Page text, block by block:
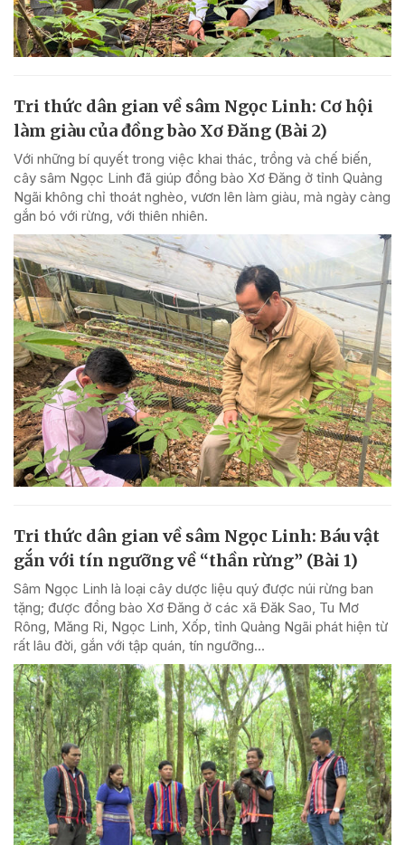
Tri thức dân gian về sâm Ngọc Linh: Cơ hội
làm giàu của đồng bào Xơ Đăng (Bài 2)
Với những bí quyết trong việc khai thác, trồng và chế biến,
cây sâm Ngọc Linh đã giúp đồng bào Xơ Đăng ở tỉnh Quảng
Ngãi không chỉ thoát nghèo, vươn lên làm giàu, mà ngày càng
gắn bó với rừng, với thiên nhiên.
Tri thức dân gian về sâm Ngọc Linh: Báu vật
gắn với tín ngưỡng về “thần rừng” (Bài 1)
Sâm Ngọc Linh là loại cây dược liệu quý được núi rừng ban
tặng; được đồng bào Xơ Đăng ở các xã Đăk Sao, Tu Mơ
Rông, Măng Ri, Ngọc Linh, Xốp, tỉnh Quảng Ngãi phát hiện từ
rất lâu đời, gắn với tập quán, tín ngưỡng...